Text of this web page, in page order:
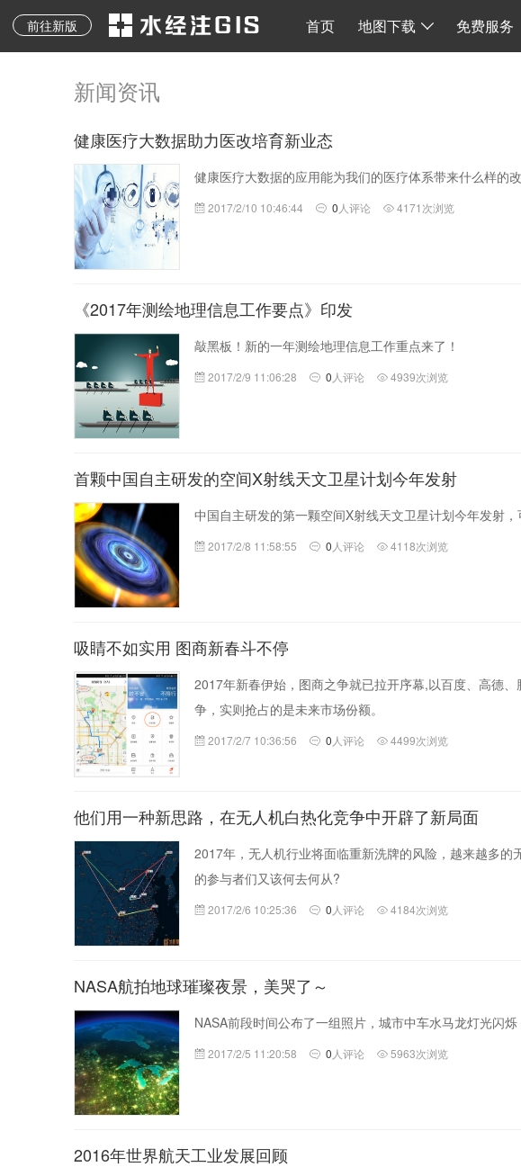
前往新版 首页 地图下载 免费服务
地质图、专题图等其它
专业地图
地图下载
离线地图
水经注二维API
新闻资讯
健康医疗大数据助力医改培育新业态
健康医疗大数据的应用能为我们的医疗体系带来什么样的
2017/2/10 10:46:44 0 人评论 4171次浏览
《2017年测绘地理信息工作要点》印发
敲黑板！新的一年测绘地理信息工作重点来了！
2017/2/9 11:06:28 0 人评论 4939次浏览
首颗中国自主研发的空间X射线天文卫星计划今年发射
中国自主研发的第一颗空间X射线天文卫星计划今年发射，
2017/2/8 11:58:55 0 人评论 4118次浏览
吸睛不如实用 图商新春斗不停
2017年新春伊始，图商之争就已拉开序幕,以百度、高德
争，实则抢占的是未来市场份额。
2017/2/7 10:36:56 0 人评论 4499次浏览
他们用一种新思路，在无人机白热化竞争中开辟了新局面
2017年，无人机行业将面临重新洗牌的风险，越来越多
的参与者们又该何去何从?
2017/2/6 10:25:36 0 人评论 4184次浏览
NASA航拍地球璀璨夜景，美哭了～
NASA前段时间公布了一组照片，城市中车水马龙灯光闪
2017/2/5 11:20:58 0 人评论 5963次浏览
2016年世界航天工业发展回顾